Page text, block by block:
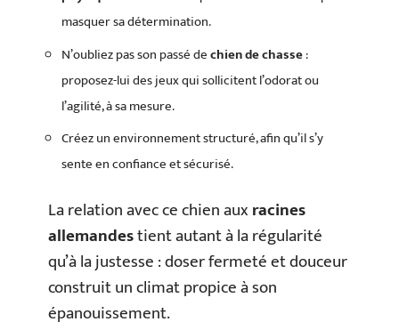
masquer sa détermination.
N’oubliez pas son passé dechien de chasse:
proposez-lui des jeux qui sollicitent l’odorat ou
l’agilité, à sa mesure.
Créez un environnement structuré, afin qu’il s’y
sente en confiance et sécurisé.
La relation avec ce chien auxracines
allemandestient autant à la régularité
qu’à la justesse : doser fermeté et douceur
construit un climat propice à son
épanouissement.